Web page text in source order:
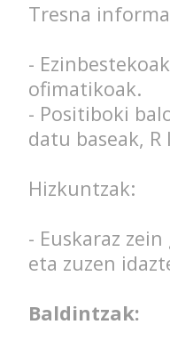
Tresna
-
ofimatikoak.
- Positiboki
datu baseak, R
Hizkuntzak:
- Euskaraz
eta zuzen
Baldintzak: